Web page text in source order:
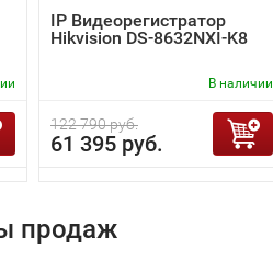
IP Видеорегистратор
Hikvision DS-8632NXI-K8
В наличии
122 790 руб.
61 395 руб.
продаж